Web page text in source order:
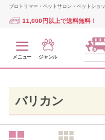
プロトリマー・ペットサロン・ペットショ
11,000円以上で送料無料！
メニュー ジャンル
バリカン